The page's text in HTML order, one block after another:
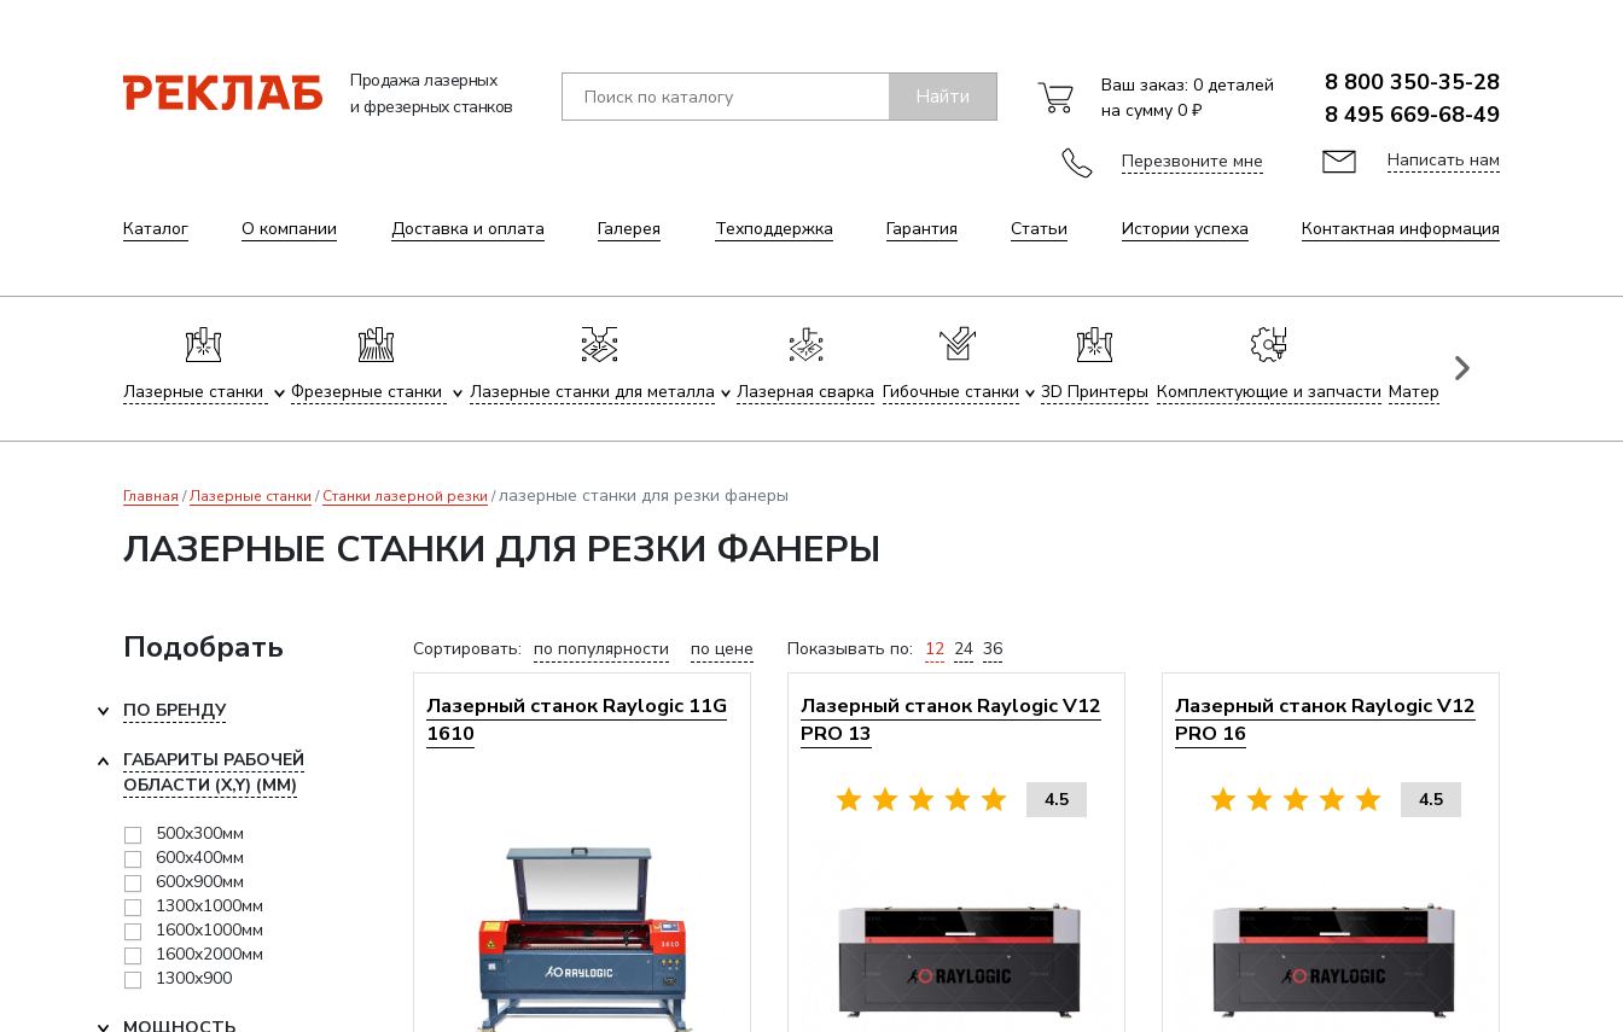
Продажа лазерных
и фрезерных станков
Найти Ваш заказ: 0деталей
на сумму 0 ₽
8 800 350-35-28
8 495 669-68-49
Перезвоните мне Написать нам
Каталог О компании Доставка и оплата Галерея Техподдержка Гарантия Статьи Истории успеха Контактная информация
Лазерные станки Фрезерные станки Лазерные станки для металла Лазерная сварка Гибочные станки 3D Принтеры Комплектующие и запчасти Материалы для лазерной
Главная Лазерные станки Станки лазерной резки лазерные станки для резки фанеры
ЛАЗЕРНЫЕ СТАНКИ ДЛЯ РЕЗКИ ФАНЕРЫ
Сортировать: по популярности по цене Показывать по: 12 24 36
Лазерный станок Raylogic 11G
1610
Лазерный станок Raylogic V12
PRO 13
4.5
Лазерный станок Raylogic V12
PRO 16
4.5
Подобрать
ПО БРЕНДУ
ГАБАРИТЫ РАБОЧЕЙ
ОБЛАСТИ (X,Y) (ММ)
500x300мм
600x400мм
600x900мм
1300x1000мм
1600x1000мм
1600x2000мм
1300х900